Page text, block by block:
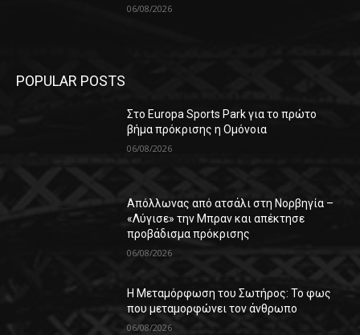
06/08/2026
POPULAR POSTS
Στο Europa Sports Park για το πρώτο
βήμα πρόκρισης η Ομόνοια
06/08/2026
Απόλλωνας από ατσάλι στη Νορβηγία –
«Λύγισε» την Μπραν και απέκτησε
προβάδισμα πρόκρισης
06/08/2026
Η Μεταμόρφωση του Σωτήρος: Το φως
που μεταμορφώνει τον άνθρωπο
06/08/2026